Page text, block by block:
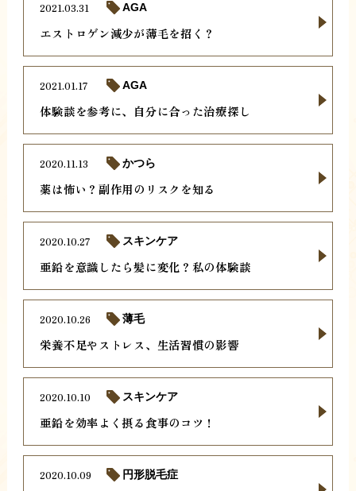
エストロゲン減少が薄毛を招く？
2021.03.31 AGA
体験談を参考に、自分に合った治療探し
2021.01.17 AGA
薬は怖い？副作用のリスクを知る
2020.11.13 かつら
亜鉛を意識したら髪に変化？私の体験談
2020.10.27 スキンケア
栄養不足やストレス、生活習慣の影響
2020.10.26 薄毛
亜鉛を効率よく摂る食事のコツ！
2020.10.10 スキンケア
2020.10.09 円形脱毛症